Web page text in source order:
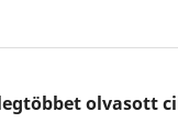
olvasott